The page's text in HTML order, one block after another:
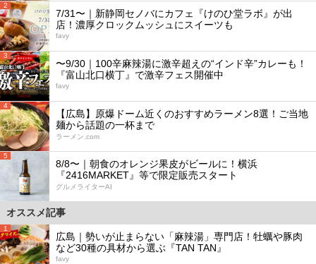
2
7/31〜｜新静岡セノバにカフェ『けのひ堂ラボ』が出
店！濃厚クロックムッシュにスイーツも
favy
3
〜9/30｜100辛麻辣湯に激辛超えの“インド辛”カレーも！
『富山北口横丁』で激辛フェス開催中
favy
4
【広島】原爆ドーム近くのおすすめラーメン8選！ご当地
麺から話題の一杯まで
ラーメン.com
5
8/8〜｜朝食のオレンジ果皮がビールに！横浜
『2416MARKET』等で限定販売スタート
グルメライターAI
オススメ記事
1
広島｜勢いが止まらない「麻辣湯」専門店！牡蠣や豚肉
など30種の具材から選ぶ『TAN TAN』
favy